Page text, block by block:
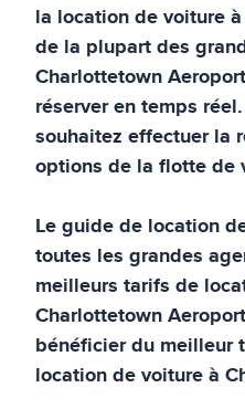
la location de voiture à
de la plupart des
Charlottetown Aeroport
réserver en temps
souhaitez effectuer la
options de la flotte de
Le guide de location
toutes les grandes
meilleurs tarifs de
Charlottetown Aeroport
bénéficier du meilleur
location de voiture à